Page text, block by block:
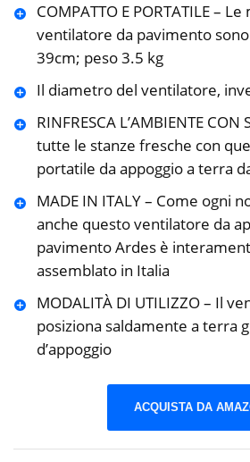
COMPATTO E PORTATILE –
ventilatore da pavimento
39cm; peso 3.5 kg
Il diametro del ventilatore,
RINFRESCA L’AMBIENTE
tutte le stanze fresche con
portatile da appoggio a terra
MADE IN ITALY – Come ogni
anche questo ventilatore da
pavimento Ardes è
assemblato in Italia
MODALITÀ DI UTILIZZO – Il
posiziona saldamente a terra
d’appoggio
ACQUISTA DA